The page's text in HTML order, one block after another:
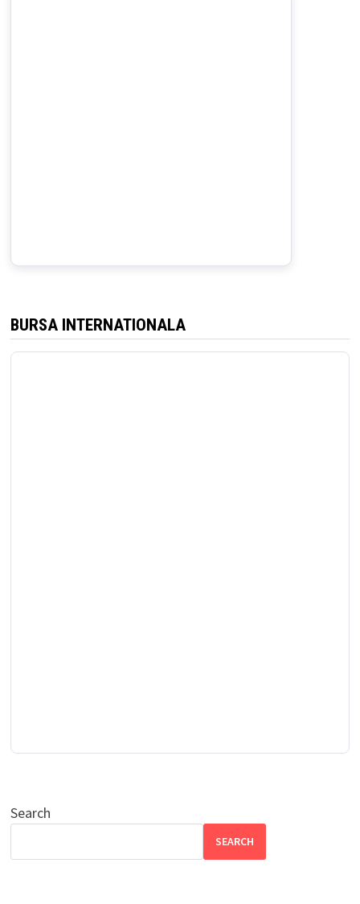
BURSA INTERNATIONALA
Search
SEARCH